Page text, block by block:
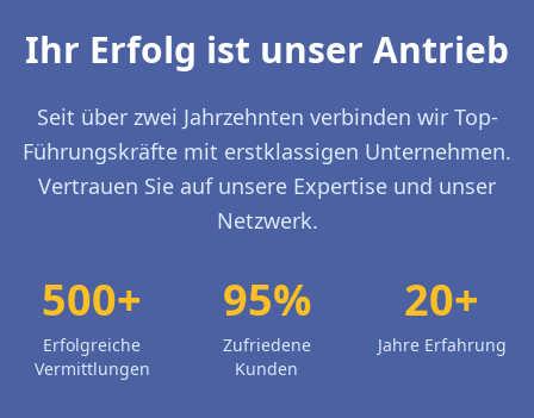
Ihr Erfolg ist unser Antrieb
Seit über zwei Jahrzehnten verbinden wir Top-
Führungskräfte mit erstklassigen Unternehmen.
Vertrauen Sie auf unsere Expertise und unser
Netzwerk.
500+
Erfolgreiche
Vermittlungen
95%
Zufriedene
Kunden
20+
Jahre Erfahrung